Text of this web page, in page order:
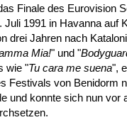
Finale des Eurovision
Juli 1991 in Havanna auf
drei Jahren nach
Mia!" und "
wie "Tu cara me suena",
Festivals von Benidorm
und konnte sich nun vor